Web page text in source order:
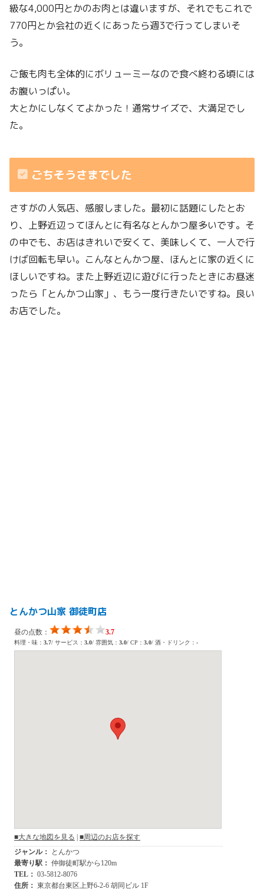
級な4,000円とかのお肉とは違いますが、それでもこれで
770円とか会社の近くにあったら週3で行ってしまいそ
う。
ご飯も肉も全体的にボリューミーなので食べ終わる頃には
お腹いっぱい。
大とかにしなくてよかった！通常サイズで、大満足でし
た。
ごちそうさまでした
さすがの人気店、感服しました。最初に話題にしたとお
り、上野近辺ってほんとに有名なとんかつ屋多いです。そ
の中でも、お店はきれいで安くて、美味しくて、一人で行
けば回転も早い。こんなとんかつ屋、ほんとに家の近くに
ほしいですね。また上野近辺に遊びに行ったときにお昼迷
ったら「とんかつ山家」、もう一度行きたいですね。良い
お店でした。
とんかつ山家 御徒町店